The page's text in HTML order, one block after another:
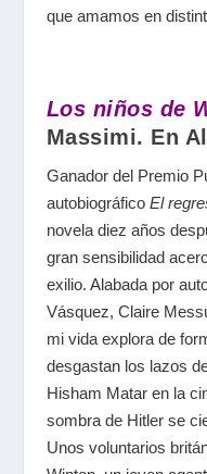
que amamos en
Los niños de
Massimi. En
Ganador del Premio
autobiográfico El
novela diez años
gran sensibilidad
exilio. Alabada por
Vásquez, Claire
mi vida explora de
desgastan los lazos
Hisham Matar en la
sombra de Hitler se
Unos voluntarios